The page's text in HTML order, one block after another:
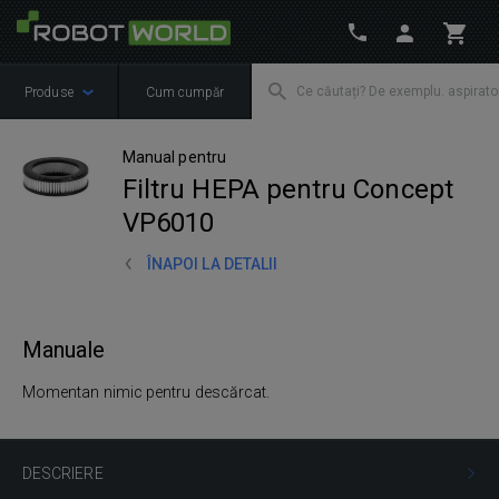
Produse Cum cumpăr
Manual pentru
Filtru HEPA pentru Concept
VP6010
ÎNAPOI LA DETALII
DESCRIERE
Manuale
Momentan nimic pentru descărcat.